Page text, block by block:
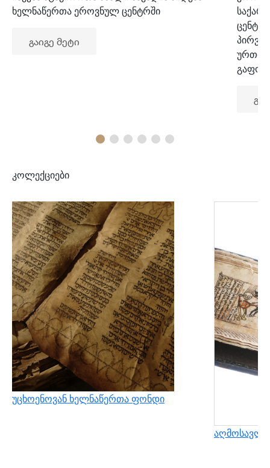
ხელნაწერთა ეროვნულ ცენტრში
გაიგე მეტი
კოლექციები
უცხოენოვან ხელნაწერთა ფონდი